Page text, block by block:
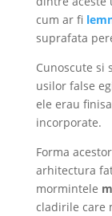
cum ar fi
suprafata
Cunoscute si
usilor false
ele erau
incorporate.
Forma acestor
arhitectura
mormintele
cladirile care